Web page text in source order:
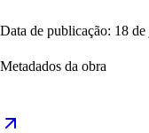
Data de publicação: 18
Metadados da obra